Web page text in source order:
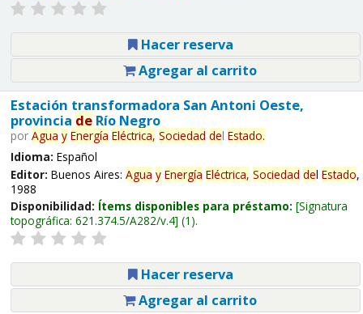
Hacer reserva
Agregar al carrito
Estación transformadora San Antoni Oeste,
provincia deRío Negro
por Agua y Energía Eléctrica, Sociedad del Estado.
Idioma: Español
Editor: Buenos Aires: Agua y Energía Eléctrica, Sociedad del Estado,
1988
Disponibilidad: Ítems disponibles para préstamo: Signatura
topográfica: 621.374.5/A282/v.4 (1).
Hacer reserva
Agregar al carrito